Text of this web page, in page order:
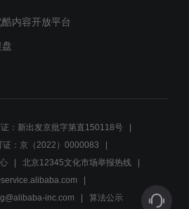
今天是个好日子：嫂子，你
01:08
今天是个好日子：早上不是
还表扬我呢吗？现在怎么回
酷内容开放平台
：新出发京批字第直150118号
证：京（2022）0000083
北京12345文化市场举报热线
inc.com 算法公示